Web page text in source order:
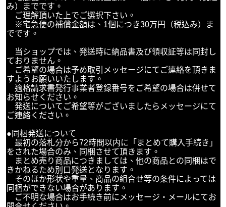
み）までです。
ご理解頂いた上でご選択下さい。
※宅急便の補償金額は、1個につき30万円（税込み）ま
でです。
当ショップでは、発送時に納品書及び領収証等は同封し
ておりません。
ご希望の場合は予め取引メッセージにてご連絡を頂きま
すようお願いいたします。
適格請求書発行事業者登録番号をご希望の場合は併せて
お知らせください。
発送についてご希望等がございましたらメッセージにて
ご連絡ください。
●同梱発送について
最初の落札分から72時間以内に「まとめて購入手続き」
をされた場合のみ、同梱させて頂きます。
まとめ売り商品につきましては、他の商品との同梱はで
きかねるため別口発送となります。
そのほか形状や重量、商品の組合せ等の条件によっては
同梱ができない場合があります。
ご不明な場合はお手続き前にメッセージ・メールにてお